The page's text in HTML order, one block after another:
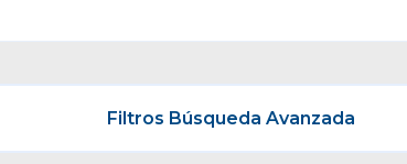
Filtros Búsqueda Avanzada